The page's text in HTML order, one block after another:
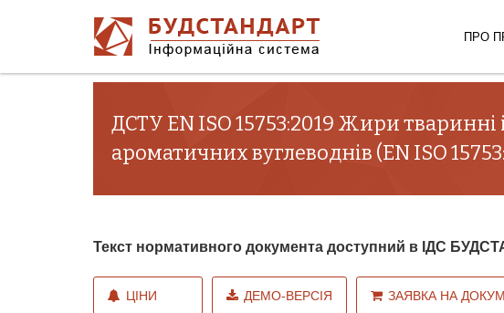
ПРО
ДСТУ EN ISO 15753:2019 Жири тваринні
ароматичних вуглеводнів (EN ISO
Текст нормативного документа доступний в ІДС
ЦІНИ ДЕМО-ВЕРСІЯ ЗАЯВКА НА